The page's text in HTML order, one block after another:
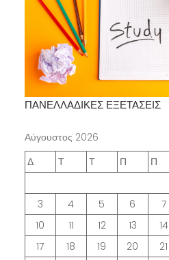
ΠΑΝΕΛΛΑΔΙΚΕΣ ΕΞΕΤΑΣΕΙΣ
Αύγουστος 2026
Δ
Τ Τ Π Π
3
4 5 6 7
10
11 12 13 14
17
18 19 20 21